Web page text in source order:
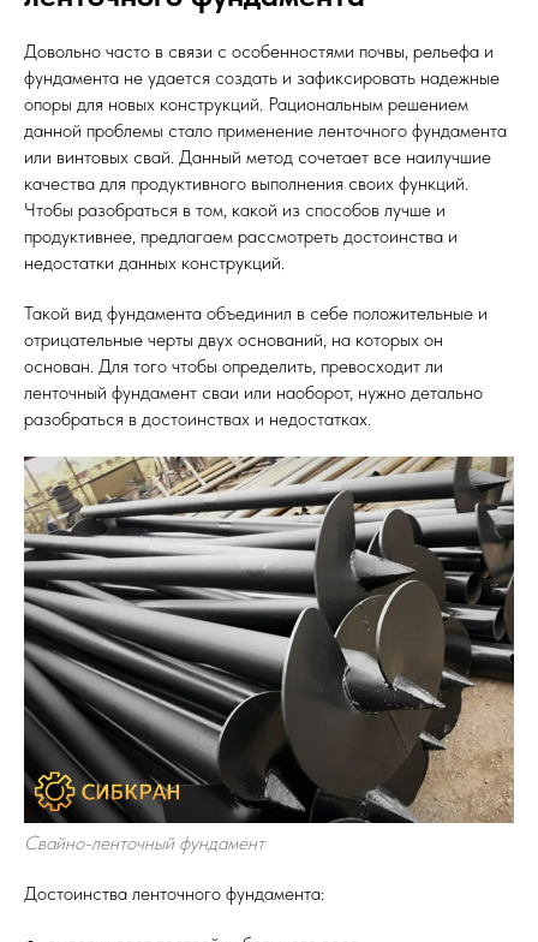
Довольно часто в связи с особенностями почвы, рельефа и
фундамента не удается создать и зафиксировать надежные
опоры для новых конструкций. Рациональным решением
данной проблемы стало применение ленточного фундамента
или винтовых свай. Данный метод сочетает все наилучшие
качества для продуктивного выполнения своих функций.
Чтобы разобраться в том, какой из способов лучше и
продуктивнее, предлагаем рассмотреть достоинства и
недостатки данных конструкций.
Такой вид фундамента объединил в себе положительные и
отрицательные черты двух оснований, на которых он
основан. Для того чтобы определить, превосходит ли
ленточный фундамент сваи или наоборот, нужно детально
разобраться в достоинствах и недостатках.
Свайно-ленточный фундамент
Достоинства ленточного фундамента: